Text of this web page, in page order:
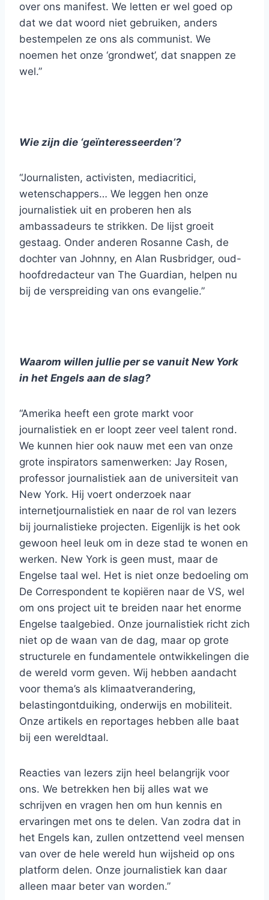
over ons manifest. We letten er wel goed op
dat we dat woord niet gebruiken, anders
bestempelen ze ons als communist. We
noemen het onze ‘grondwet’, dat snappen ze
wel.”
Wie zijn die ‘geïnteresseerden’?
“Journalisten, activisten, mediacritici,
wetenschappers… We leggen hen onze
journalistiek uit en proberen hen als
ambassadeurs te strikken. De lijst groeit
gestaag. Onder anderen Rosanne Cash, de
dochter van Johnny, en Alan Rusbridger, oud-
hoofdredacteur van The Guardian, helpen nu
bij de verspreiding van ons evangelie.”
Waarom willen jullie per se vanuit New York
in het Engels aan de slag?
“Amerika heeft een grote markt voor
journalistiek en er loopt zeer veel talent rond.
We kunnen hier ook nauw met een van onze
grote inspirators samenwerken: Jay Rosen,
professor journalistiek aan de universiteit van
New York. Hij voert onderzoek naar
internetjournalistiek en naar de rol van lezers
bij journalistieke projecten. Eigenlijk is het ook
gewoon heel leuk om in deze stad te wonen en
werken. New York is geen must, maar de
Engelse taal wel. Het is niet onze bedoeling om
De Correspondent te kopiëren naar de VS, wel
om ons project uit te breiden naar het enorme
Engelse taalgebied. Onze journalistiek richt zich
niet op de waan van de dag, maar op grote
structurele en fundamentele ontwikkelingen die
de wereld vorm geven. Wij hebben aandacht
voor thema’s als klimaatverandering,
belastingontduiking, onderwijs en mobiliteit.
Onze artikels en reportages hebben alle baat
bij een wereldtaal.
Reacties van lezers zijn heel belangrijk voor
ons. We betrekken hen bij alles wat we
schrijven en vragen hen om hun kennis en
ervaringen met ons te delen. Van zodra dat in
het Engels kan, zullen ontzettend veel mensen
van over de hele wereld hun wijsheid op ons
platform delen. Onze journalistiek kan daar
alleen maar beter van worden.”